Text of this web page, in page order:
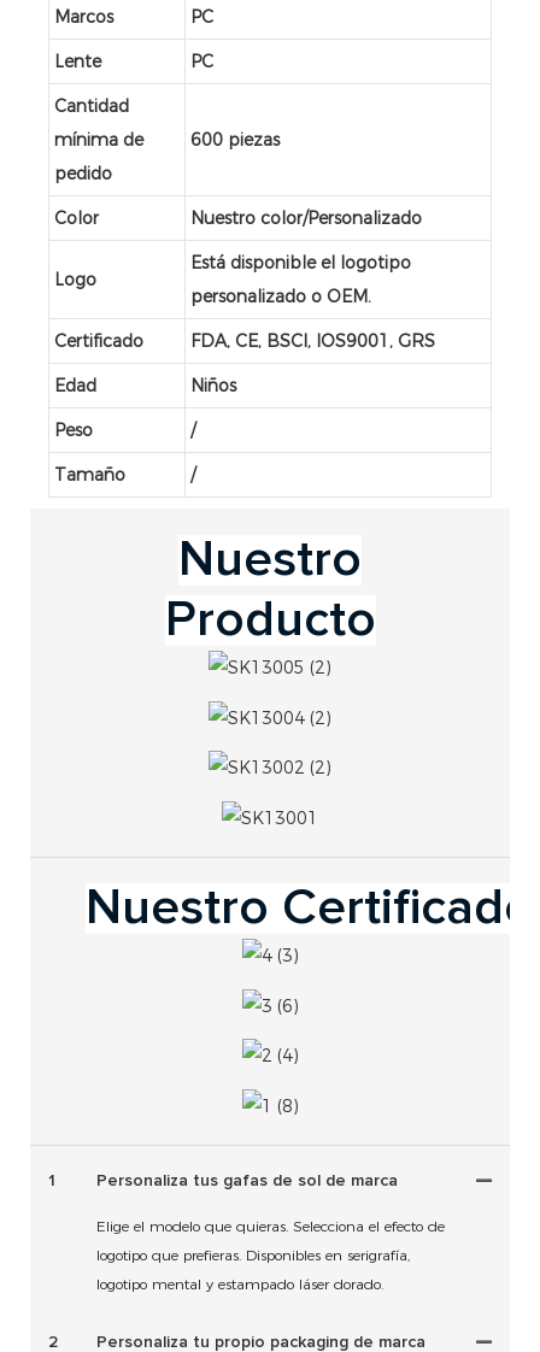
Marcos PC
Lente PC
Cantidad
mínima de
pedido
600 piezas
Color Nuestro color/Personalizado
Logo
Está disponible el logotipo
personalizado o OEM.
Certificado FDA, CE, BSCI, IOS9001, GRS
Edad Niños
Peso /
Tamaño /
Nuestro
Producto
Nuestro Certificado
1 Personaliza tus gafas de sol de marca
Elige el modelo que quieras. Selecciona el efecto de
logotipo que prefieras. Disponibles en serigrafía,
logotipo mental y estampado láser dorado.
2 Personaliza tu propio packaging de marca